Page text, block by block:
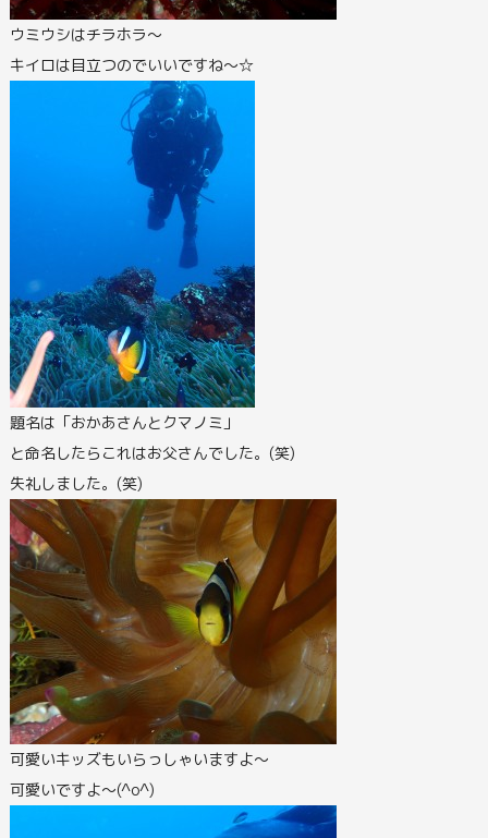
ウミウシはチラホラ～
キイロは目立つのでいいですね～☆
題名は「おかあさんとクマノミ」
と命名したらこれはお父さんでした。(笑)
失礼しました。(笑)
可愛いキッズもいらっしゃいますよ～
可愛いですよ～(^o^)